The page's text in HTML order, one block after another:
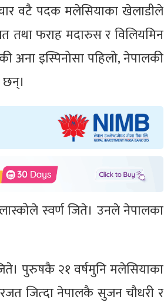
वटै पदक मलेसियाका खेलाडीले
तथा फराह मदारुस र विलियमिन
अना इस्पिनोसा पहिलो, नेपालकी
स्वर्ण जिते। उनले नेपालका
पुरुषकै २१ वर्षमुनि मलेसियाका
जित्दा नेपालकै सुजन चौधरी र